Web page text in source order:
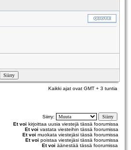
Kaikki ajat ovat GMT + 3 tuntia
Siirry:
Et voi kirjoittaa uusia viestejä tässä foorumissa
Et voi vastata viesteihin tässä foorumissa
Et voi muokata viestejäsi tässä foorumissa
Et voi poistaa viestejäsi tässä foorumissa
Et voi äänestää tässä foorumissa